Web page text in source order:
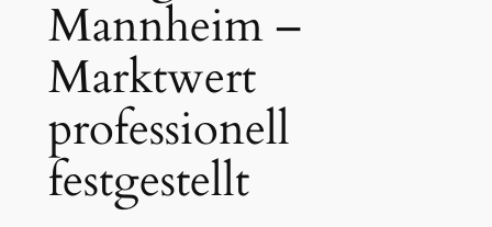
Mannheim –
Marktwert
professionell
festgestellt